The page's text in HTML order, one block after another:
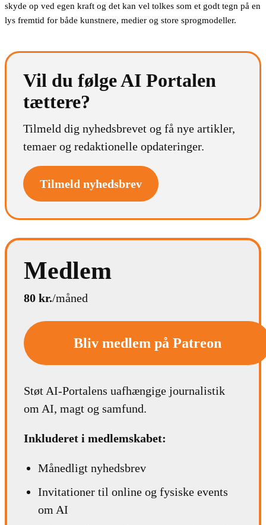
skyde op ved egen kraft og det kan vel tolkes som et godt tegn på en
lys fremtid for både kunstnere, medier og store sprogmodeller.
Vil du følge AI Portalen
tættere?
Tilmeld dig nyhedsbrevet og få nye artikler,
temaer og redaktionelle opdateringer.
Tilmeld nyhedsbrev
Medlem
80 kr./måned
Bliv medlem på Patreon
Støt AI-Portalens uafhængige journalistik
om AI, magt og samfund.
Inkluderet i medlemskabet:
Månedligt nyhedsbrev
Invitationer til online og fysiske events
om AI